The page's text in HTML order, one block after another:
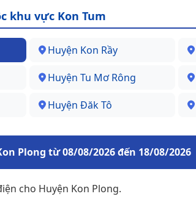
khu vực Kon Tum
Huyện Kon Rầy
Huyện Tu Mơ Rông
Huyện Đăk Tô
Plong từ 08/08/2026 đến 18/08/2026
cho Huyện Kon Plong.